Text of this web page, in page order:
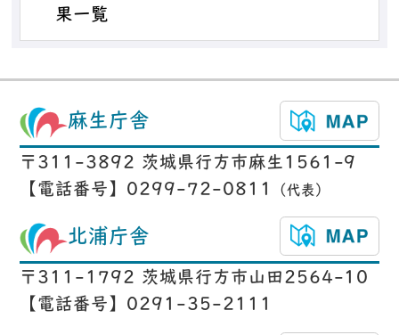
果一覧
麻生庁舎
〒311-3892 茨城県行方市麻生1561-9
【電話番号】0299-72-0811
（代表）
北浦庁舎
〒311-1792 茨城県行方市山田2564-10
【電話番号】0291-35-2111